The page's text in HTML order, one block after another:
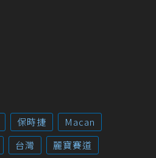
保時捷
Macan
台灣 麗寶賽道